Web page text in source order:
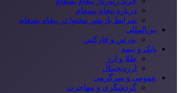
درباره پیغام پسغام
شرایط بازنشر محتوا در پیغام پسغام
بین‌المللی
بورس و فارکس
بانک و بیمه
طلا و ارز
ارزدیجیتال
عمومی و سرگرمی
گردشگری و مهاجرت